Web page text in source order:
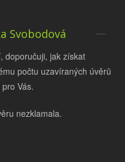
Svobodová
doporučuji, jak získat
počtu uzavíraných úvěrů
Vás.
nezklamala.